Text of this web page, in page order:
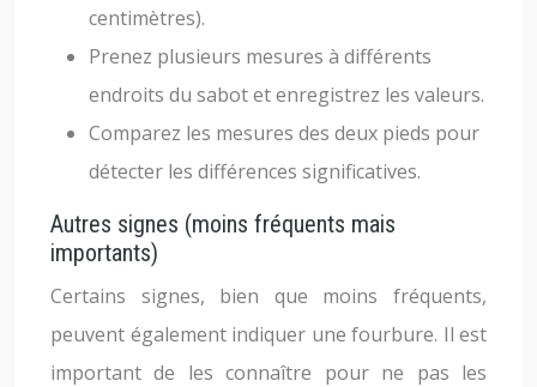
centimètres).
Prenez plusieurs mesures à différents
endroits du sabot et enregistrez les valeurs.
Comparez les mesures des deux pieds pour
détecter les différences significatives.
Autres signes (moins fréquents mais
importants)
Certains signes, bien que moins fréquents,
peuvent également indiquer une fourbure. Il est
important de les connaître pour ne pas les